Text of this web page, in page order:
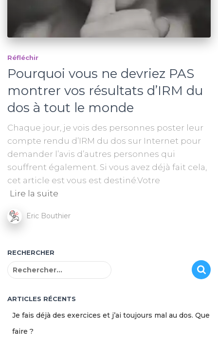
Réfléchir
Pourquoi vous ne devriez PAS
montrer vos résultats d’IRM du
dos à tout le monde
Chaque jour, je vois des personnes poster leur
compte rendu d’IRM du dos sur Internet pour
demander l’avis d’autres personnes qui
souffrent également. Si vous avez déjà fait cela,
cet article est vous est destiné.Votre
Lire la suite
Eric Bouthier
RECHERCHER
R
h
ARTICLES RÉCENTS
Je fais déjà des exercices et j’ai toujours mal au dos. Que
faire ?